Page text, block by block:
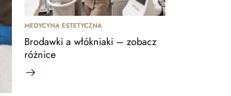
MEDYCYNA ESTETYCZNA
Brodawki a włókniaki – zobacz
różnice